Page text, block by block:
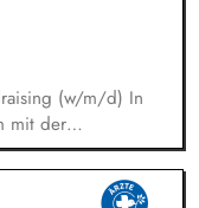
weltweit.
Soziale
für externe
zu
(w/m/d) In
mit der
des
sowie
Umfeld. Ein